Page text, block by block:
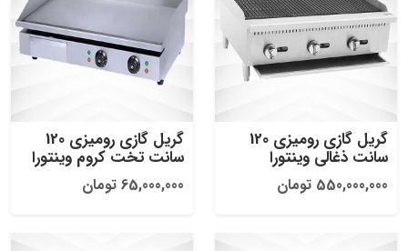
گریل گازی رومیزی 120
سانت ذغالی وینتورا
550,000,000 تومان
گریل گازی رومیزی 120
سانت تخت کروم وینتورا
65,000,000 تومان